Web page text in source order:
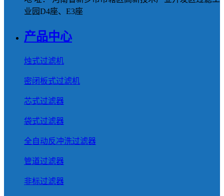
业园D4座、E3座
产品中心
烛式过滤机
密闭板式过滤机
芯式过滤器
袋式过滤器
全自动反冲洗过滤器
管道过滤器
非标过滤器